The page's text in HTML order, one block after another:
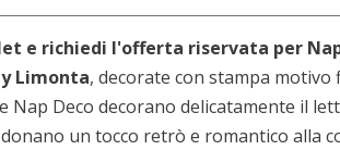
e richiedi l'offerta riservata per
Limonta, decorate con stampa
Nap Deco decorano delicatamente il
un tocco retrò e romantico alla